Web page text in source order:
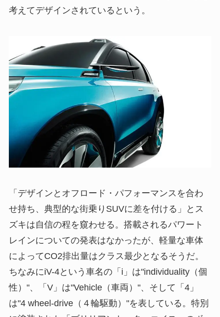
考えてデザインされているという。
「デザインとオフロード・パフォーマンスを合わ
せ持ち、典型的な街乗りSUVに差を付ける」とス
ズキは自信の程を窺わせる。搭載されるパワート
レインについての発表はなかったが、軽量な車体
によってCO2排出量はクラス最少となるそうだ。
ちなみにiV-4という車名の「i」は"individuality（個
性）"、「V」は"Vehicle（車両）"、そして「4」
は"4 wheel-drive（４輪駆動）"を表している。特別